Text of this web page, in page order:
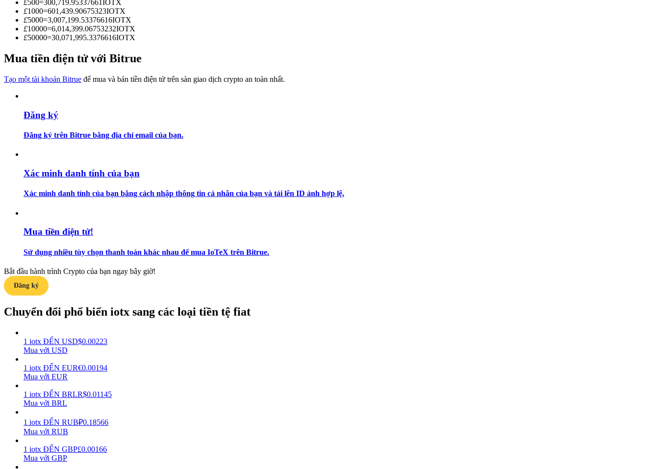
Trở thành Nhà giao dịch Sao chép
Thông tin
Phân tích dữ liệu lớn bao gồm thông tin giao dịch, v.v.
Hướng dẫn
Chiến lược giao dịch
Học cách duy trì lợi nhuận
£500=300,719.95337661IOTX
£1000=601,439.90675323IOTX
£5000=3,007,199.53376616IOTX
£10000=6,014,399.06753232IOTX
£50000=30,071,995.3376616IOTX
Mua tiền điện tử với Bitrue
Tạo một tài khoản Bitrue để mua và bán tiền điện tử trên sàn giao dịch crypto an toàn nhất.
Đăng ký
Đăng ký trên Bitrue bằng địa chỉ email của bạn.
Xác minh danh tính của bạn
Xác minh danh tính của bạn bằng cách nhập thông tin cá nhân của bạn và tải lên ID ảnh hợp lệ.
Mua tiền điện tử!
Sử dụng nhiều tùy chọn thanh toán khác nhau để mua IoTeX trên Bitrue.
Bắt đầu hành trình Crypto của bạn ngay bây giờ!
Đăng ký
Chuyển đổi phổ biến iotx sang các loại tiền tệ fiat
1 iotx ĐẾN USD$0.00223
Mua với USD
1 iotx ĐẾN EUR€0.00194
Mua với EUR
1 iotx ĐẾN BRLR$0.01145
Mua với BRL
1 iotx ĐẾN RUB₽0.18566
Mua với RUB
1 iotx ĐẾN GBP£0.00166
Mua với GBP